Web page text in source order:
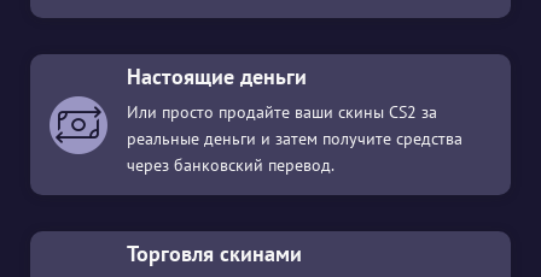
Настоящие деньги
Или просто продайте ваши скины CS2 за
реальные деньги и затем получите средства
через банковский перевод.
Торговля скинами